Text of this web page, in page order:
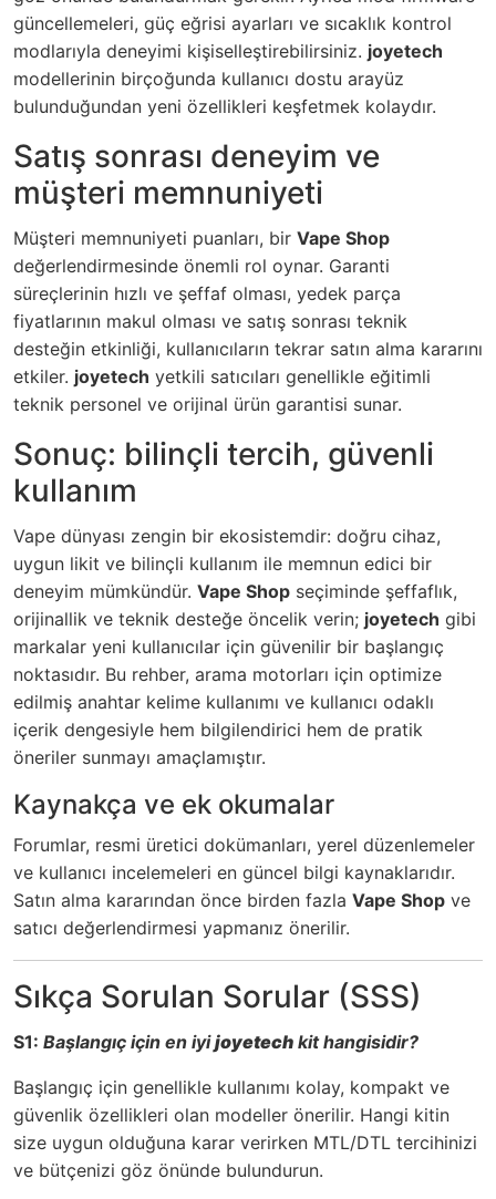
güncellemeleri, güç eğrisi ayarları ve sıcaklık kontrol
modlarıyla deneyimi kişiselleştirebilirsiniz. joyetech
modellerinin birçoğunda kullanıcı dostu arayüz
bulunduğundan yeni özellikleri keşfetmek kolaydır.
Satış sonrası deneyim ve
müşteri memnuniyeti
Müşteri memnuniyeti puanları, bir Vape Shop
değerlendirmesinde önemli rol oynar. Garanti
süreçlerinin hızlı ve şeffaf olması, yedek parça
fiyatlarının makul olması ve satış sonrası teknik
desteğin etkinliği, kullanıcıların tekrar satın alma kararını
etkiler. joyetech yetkili satıcıları genellikle eğitimli
teknik personel ve orijinal ürün garantisi sunar.
Sonuç: bilinçli tercih, güvenli
kullanım
Vape dünyası zengin bir ekosistemdir: doğru cihaz,
uygun likit ve bilinçli kullanım ile memnun edici bir
deneyim mümkündür. Vape Shop seçiminde şeffaflık,
orijinallik ve teknik desteğe öncelik verin; joyetech gibi
markalar yeni kullanıcılar için güvenilir bir başlangıç
noktasıdır. Bu rehber, arama motorları için optimize
edilmiş anahtar kelime kullanımı ve kullanıcı odaklı
içerik dengesiyle hem bilgilendirici hem de pratik
öneriler sunmayı amaçlamıştır.
Kaynakça ve ek okumalar
Forumlar, resmi üretici dokümanları, yerel düzenlemeler
ve kullanıcı incelemeleri en güncel bilgi kaynaklarıdır.
Satın alma kararından önce birden fazla Vape Shop ve
satıcı değerlendirmesi yapmanız önerilir.
Sıkça Sorulan Sorular (SSS)
S1: Başlangıç için en iyijoyetech kit hangisidir?
Başlangıç için genellikle kullanımı kolay, kompakt ve
güvenlik özellikleri olan modeller önerilir. Hangi kitin
size uygun olduğuna karar verirken MTL/DTL tercihinizi
ve bütçenizi göz önünde bulundurun.